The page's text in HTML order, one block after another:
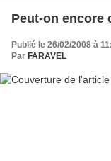
Peut-on encore
Publié le 26/02/2008 à
Par FARAVEL